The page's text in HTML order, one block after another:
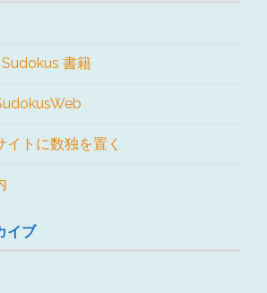
書籍
トに数独を置く
イブ